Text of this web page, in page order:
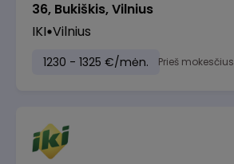
36, Bukiškis, Vilnius
IKI Vilnius
1230 - 1325 €/mėn. Prieš mokesčius